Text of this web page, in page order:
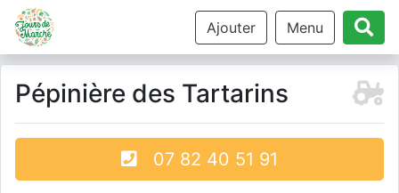
Ajouter Menu
Pépinière des Tartarins
07 82 40 51 91